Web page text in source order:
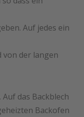
Auf jedes ein
von der langen
das Backblech
Backofen